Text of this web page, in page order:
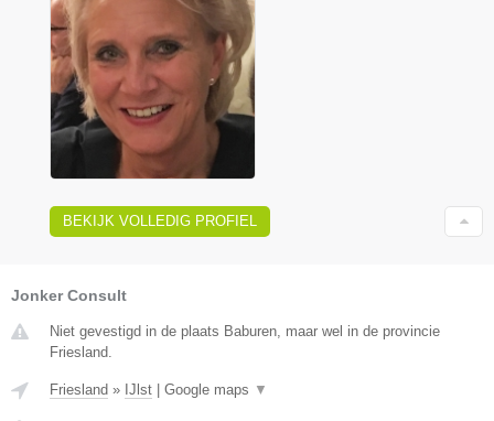
BEKIJK VOLLEDIG PROFIEL
Jonker Consult
Niet gevestigd in de plaats Baburen, maar wel in de provincie
Friesland.
Friesland » IJlst Google maps ▼